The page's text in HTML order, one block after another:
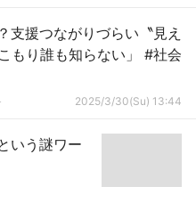
支援つながりづらい〝見え
もり誰も知らない」 #社会
2025/3/30(Su) 13:44
いう謎ワー